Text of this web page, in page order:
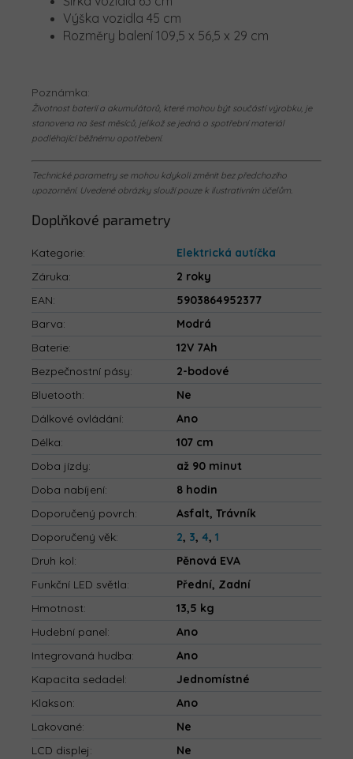
Výška vozidla 45 cm
Rozměry balení 109,5 x 56,5 x 29 cm
Poznámka:
Životnost baterií a akumulátorů, které mohou být součástí výrobku, je
stanovena na šest měsíců, jelikož se jedná o spotřební materiál
podléhající běžnému opotřebení.
Technické parametry se mohou kdykoli změnit bez předchozího
upozornění. Uvedené obrázky slouží pouze k ilustrativním účelům.
Doplňkové parametry
Kategorie:
Elektrická autíčka
Záruka:
2 roky
EAN:
5903864952377
Barva:
Modrá
Baterie:
12V 7Ah
Bezpečnostní pásy:
2-bodové
Bluetooth:
Ne
Dálkové ovládání:
Ano
Délka:
107 cm
Doba jízdy:
až 90 minut
Doba nabíjení:
8 hodin
Doporučený povrch:
Asfalt, Trávník
Doporučený věk: 2, 3, 4, 1
Druh kol:
Pěnová EVA
Funkční LED světla:
Přední, Zadní
Hmotnost:
13,5 kg
Hudební panel:
Ano
Integrovaná hudba:
Ano
Kapacita sedadel:
Jednomístné
Klakson:
Ano
Lakované:
Ne
LCD displej:
Ne